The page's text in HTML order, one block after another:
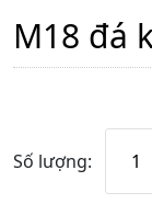
M18 đá
Số lượng: